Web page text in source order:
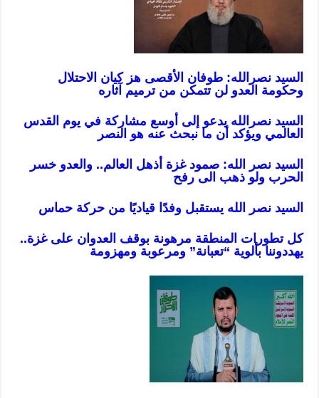
السيد نصرالله: طوفان الأقصى هز كيان الاحتلال
وحكومة العدو لن تتمكن من ترميم آثاره
السيد نصرالله يدعو إلى أوسع مشاركة في يوم القدس
العالمي ويؤكد أن ما نبحث عنه هو النصر
السيد نصر الله: صمود غزة أذهل العالم.. والعدو خسر
الحرب ولو ذهب الى رفح
السيد نصر الله يستقبل وفدًا قياديًا من حركة ‏حماس
كل تطورات المنطقة مرهونة بوقف العدوان على غزة..
يهددوننا بألوية “تعبانة” ومرعوبة ومهزومة